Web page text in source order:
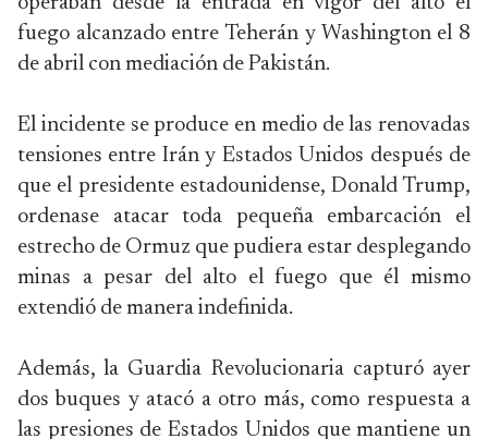
fuego alcanzado entre Teherán y Washington el 8
de abril con mediación de Pakistán.
El incidente se produce en medio de las renovadas
tensiones entre Irán y Estados Unidos después de
que el presidente estadounidense, Donald Trump,
ordenase atacar toda pequeña embarcación el
estrecho de Ormuz que pudiera estar desplegando
minas a pesar del alto el fuego que él mismo
extendió de manera indefinida.
Además, la Guardia Revolucionaria capturó ayer
dos buques y atacó a otro más, como respuesta a
las presiones de Estados Unidos que mantiene un